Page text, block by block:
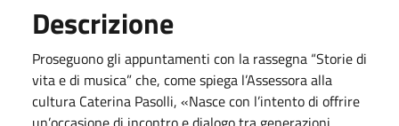
Descrizione
Proseguono gli appuntamenti con la rassegna “Storie di
vita e di musica” che, come spiega l’Assessora alla
cultura Caterina Pasolli, «Nasce con l’intento di offrire